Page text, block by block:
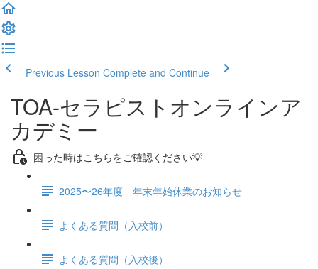
Previous Lesson Complete and Continue
TOA-セラピストオンラインア
カデミー
困った時はこちらをご確認ください💡
2025〜26年度 年末年始休業のお知らせ
よくある質問（入校前）
よくある質問（入校後）